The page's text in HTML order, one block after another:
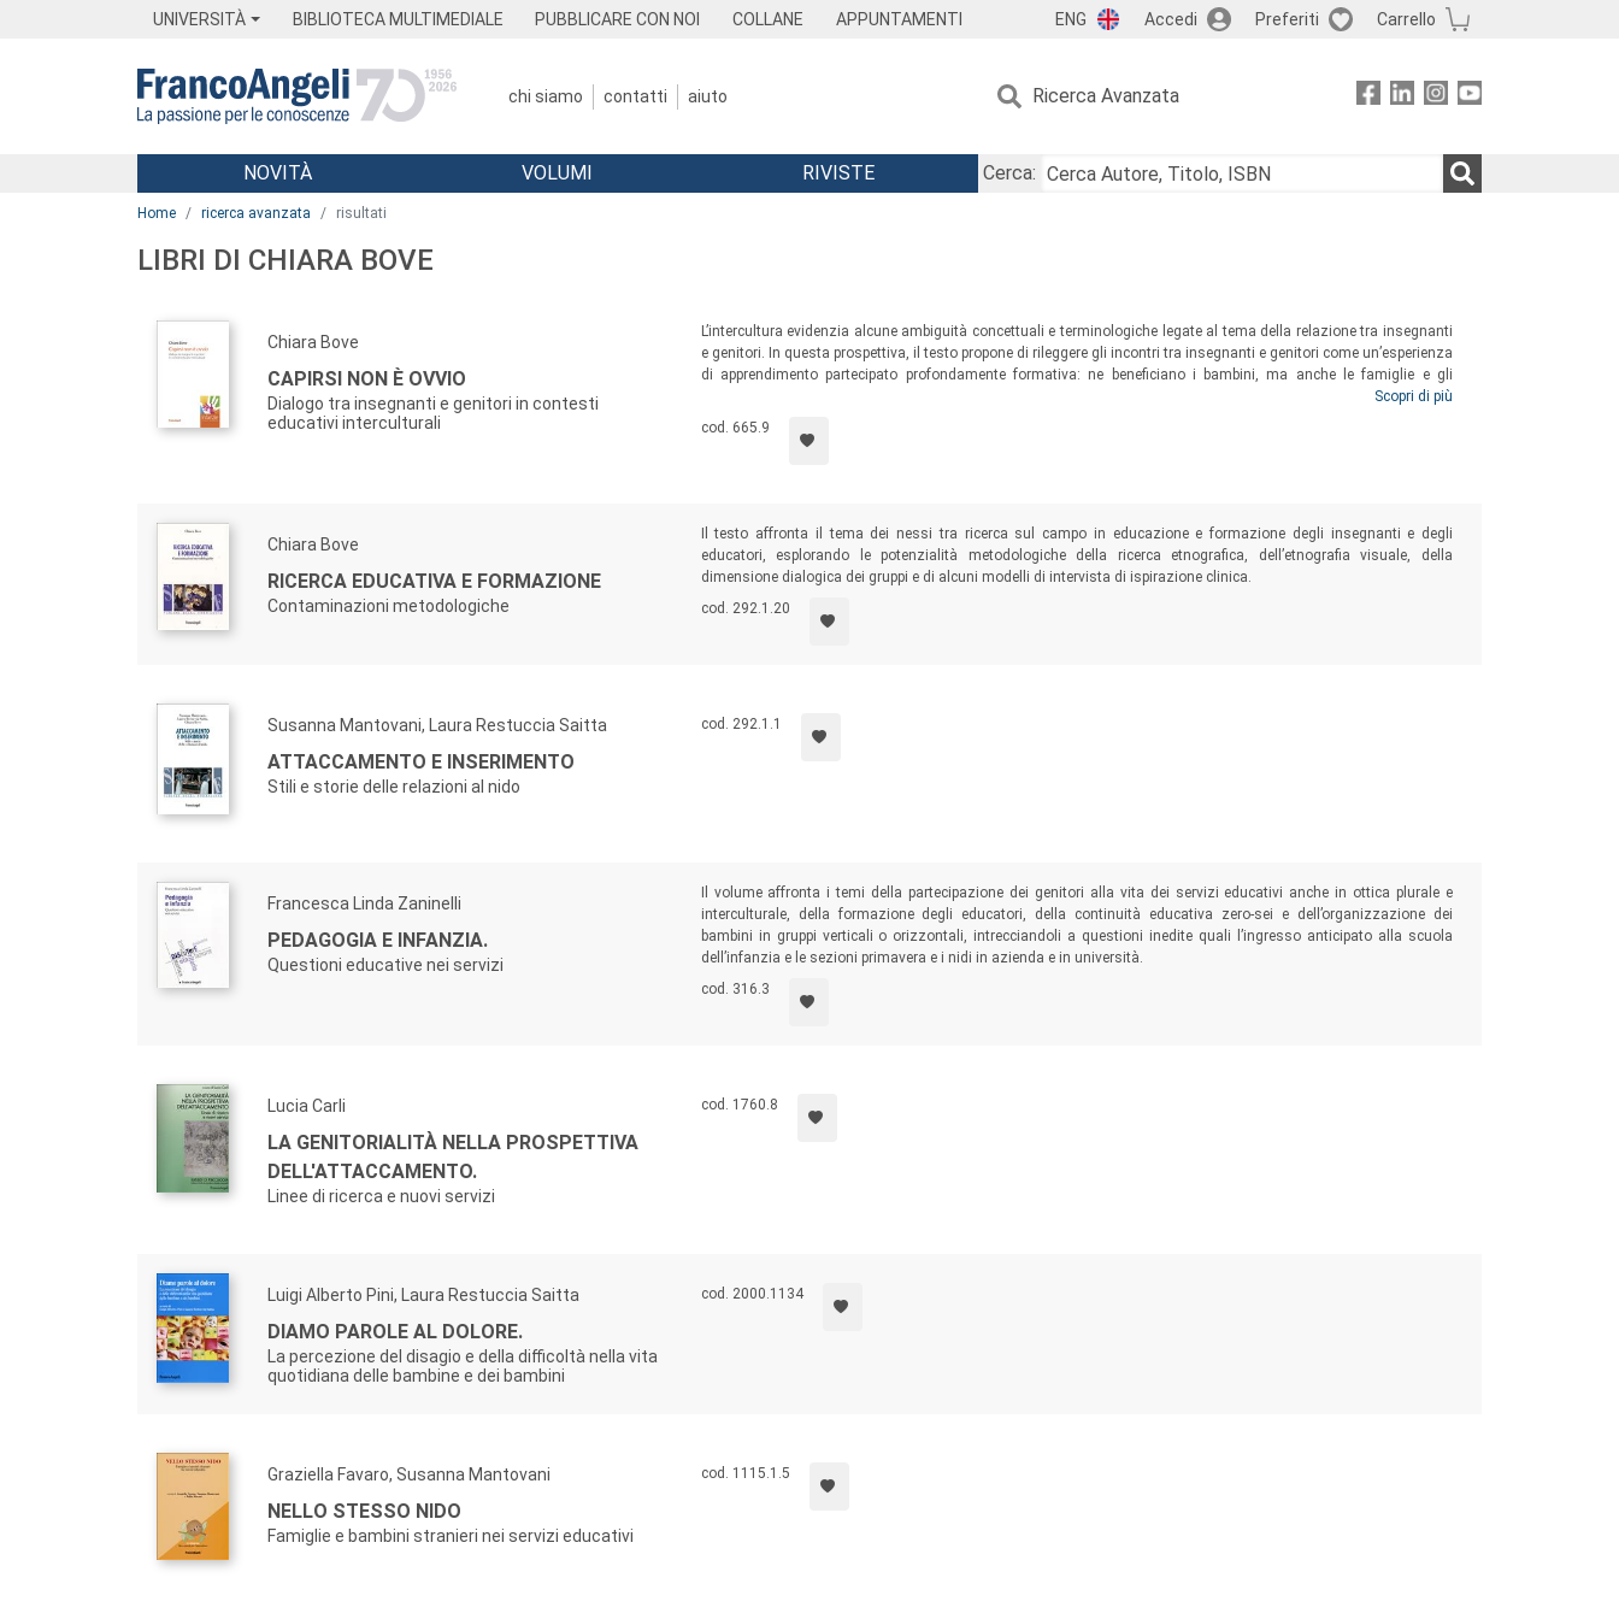
UNIVERSITÀ BIBLIOTECA MULTIMEDIALE PUBBLICARE CON NOI COLLANE APPUNTAMENTI ENG Accedi Preferiti Carrello
chi siamo contatti aiuto Ricerca Avanzata
Menu
NOVITÀ VOLUMI RIVISTE
Cerca:
Home ricerca avanzata risultati
LIBRI DI CHIARA BOVE
Chiara Bove
CAPIRSI NON È OVVIO
Dialogo tra insegnanti e genitori in contesti
educativi interculturali
L’intercultura evidenzia alcune ambiguità concettuali e terminologiche legate al tema della relazione tra insegnanti
e genitori. In questa prospettiva, il testo propone di rileggere gli incontri tra insegnanti e genitori come un’esperienza
di apprendimento partecipato profondamente formativa: ne beneficiano i bambini, ma anche le famiglie e gli
educatori. Un testo per studenti universitari, ricercatori, insegnanti/educatori, ma anche per tutti coloro che si
occupano di infanzia e di pedagogia della famiglia.
Scopri di più
cod. 665.9
Chiara Bove
RICERCA EDUCATIVA E FORMAZIONE
Contaminazioni metodologiche
Il testo affronta il tema dei nessi tra ricerca sul campo in educazione e formazione degli insegnanti e degli
educatori, esplorando le potenzialità metodologiche della ricerca etnografica, dell’etnografia visuale, della
dimensione dialogica dei gruppi e di alcuni modelli di intervista di ispirazione clinica.
cod. 292.1.20
Susanna Mantovani, Laura Restuccia Saitta
ATTACCAMENTO E INSERIMENTO
Stili e storie delle relazioni al nido
cod. 292.1.1
Francesca Linda Zaninelli
PEDAGOGIA E INFANZIA.
Questioni educative nei servizi
Il volume affronta i temi della partecipazione dei genitori alla vita dei servizi educativi anche in ottica plurale e
interculturale, della formazione degli educatori, della continuità educativa zero-sei e dell’organizzazione dei
bambini in gruppi verticali o orizzontali, intrecciandoli a questioni inedite quali l’ingresso anticipato alla scuola
dell’infanzia e le sezioni primavera e i nidi in azienda e in università.
cod. 316.3
Lucia Carli
LA GENITORIALITÀ NELLA PROSPETTIVA
DELL'ATTACCAMENTO.
Linee di ricerca e nuovi servizi
cod. 1760.8
Luigi Alberto Pini, Laura Restuccia Saitta
DIAMO PAROLE AL DOLORE.
La percezione del disagio e della difficoltà nella vita
quotidiana delle bambine e dei bambini
cod. 2000.1134
Graziella Favaro, Susanna Mantovani
NELLO STESSO NIDO
Famiglie e bambini stranieri nei servizi educativi
cod. 1115.1.5